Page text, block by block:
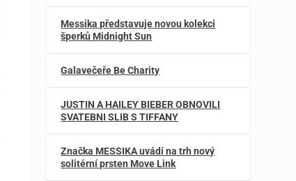
Messika představuje novou kolekci
šperků Midnight Sun
Galavečeře Be Charity
JUSTIN A HAILEY BIEBER OBNOVILI
SVATEBNI SLIB S TIFFANY
Značka MESSIKA uvádí na trh nový
solitérní prsten Move Link